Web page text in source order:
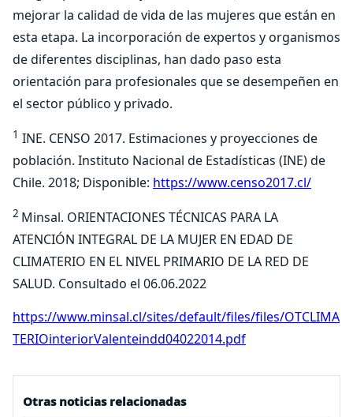
mejorar la calidad de vida de las mujeres que están en
esta etapa. La incorporación de expertos y organismos
de diferentes disciplinas, han dado paso esta
orientación para profesionales que se desempeñen en
el sector público y privado.
1 INE. CENSO 2017. Estimaciones y proyecciones de
población. Instituto Nacional de Estadísticas (INE) de
Chile. 2018; Disponible: https://www.censo2017.cl/
2 Minsal. ORIENTACIONES TÉCNICAS PARA LA
ATENCIÓN INTEGRAL DE LA MUJER EN EDAD DE
CLIMATERIO EN EL NIVEL PRIMARIO DE LA RED DE
SALUD. Consultado el 06.06.2022
https://www.minsal.cl/sites/default/files/files/OTCLIMA
TERIOinteriorValenteindd04022014.pdf
Otras noticias relacionadas